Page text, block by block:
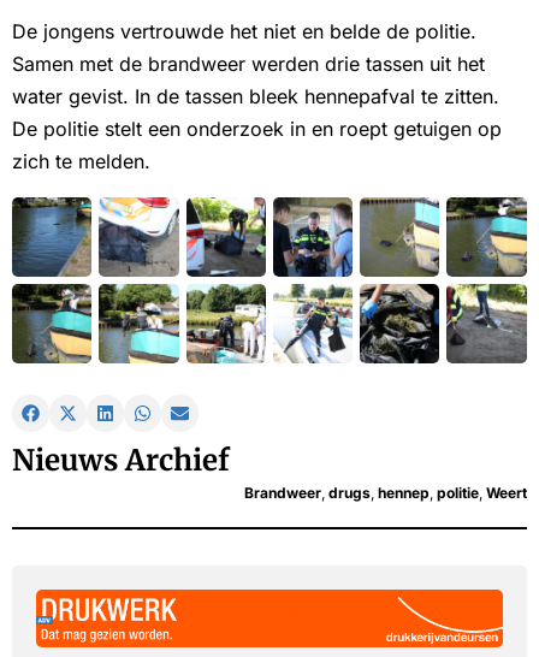
De jongens vertrouwde het niet en belde de politie.
Samen met de brandweer werden drie tassen uit het
water gevist. In de tassen bleek hennepafval te zitten.
De politie stelt een onderzoek in en roept getuigen op
zich te melden.
Nieuws Archief
Brandweer, drugs, hennep, politie, Weert